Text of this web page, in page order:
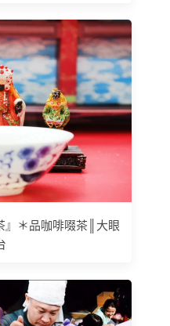
』＊品咖啡啜茶║大眼